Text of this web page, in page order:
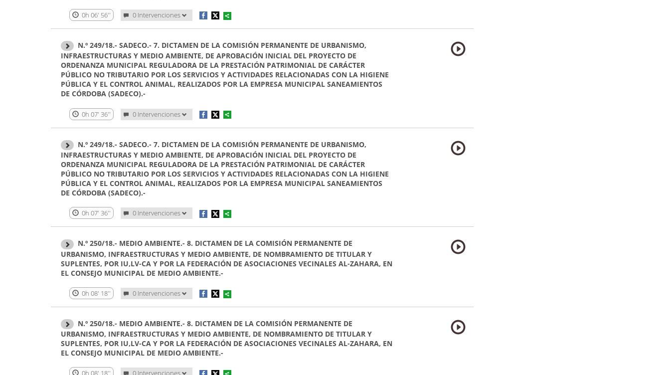
0h 06' 56'' 0 Intervenciones
N.º 249/18.- SADECO.- 7. DICTAMEN DE LA COMISIÓN PERMANENTE DE URBANISMO,
INFRAESTRUCTURAS Y MEDIO AMBIENTE, DE APROBACIÓN INICIAL DEL PROYECTO DE
ORDENANZA MUNICIPAL REGULADORA DE LA PRESTACIÓN PATRIMONIAL DE CARÁCTER
PÚBLICO NO TRIBUTARIO POR LOS SERVICIOS Y ACTIVIDADES RELACIONADAS CON LA HIGIENE
PÚBLICA Y EL CONTROL ANIMAL, REALIZADOS POR LA EMPRESA MUNICIPAL SANEAMIENTOS
DE CÓRDOBA (SADECO).-
0h 07' 36'' 0 Intervenciones
N.º 249/18.- SADECO.- 7. DICTAMEN DE LA COMISIÓN PERMANENTE DE URBANISMO,
INFRAESTRUCTURAS Y MEDIO AMBIENTE, DE APROBACIÓN INICIAL DEL PROYECTO DE
ORDENANZA MUNICIPAL REGULADORA DE LA PRESTACIÓN PATRIMONIAL DE CARÁCTER
PÚBLICO NO TRIBUTARIO POR LOS SERVICIOS Y ACTIVIDADES RELACIONADAS CON LA HIGIENE
PÚBLICA Y EL CONTROL ANIMAL, REALIZADOS POR LA EMPRESA MUNICIPAL SANEAMIENTOS
DE CÓRDOBA (SADECO).-
0h 07' 36'' 0 Intervenciones
N.º 250/18.- MEDIO AMBIENTE.- 8. DICTAMEN DE LA COMISIÓN PERMANENTE DE
URBANISMO, INFRAESTRUCTURAS Y MEDIO AMBIENTE, DE NOMBRAMIENTO DE TITULAR Y
SUPLENTES, POR IU,LV-CA Y POR LA FEDERACIÓN DE ASOCIACIONES VECINALES AL-ZAHARA, EN
EL CONSEJO MUNICIPAL DE MEDIO AMBIENTE.-
0h 08' 18'' 0 Intervenciones
N.º 250/18.- MEDIO AMBIENTE.- 8. DICTAMEN DE LA COMISIÓN PERMANENTE DE
URBANISMO, INFRAESTRUCTURAS Y MEDIO AMBIENTE, DE NOMBRAMIENTO DE TITULAR Y
SUPLENTES, POR IU,LV-CA Y POR LA FEDERACIÓN DE ASOCIACIONES VECINALES AL-ZAHARA, EN
EL CONSEJO MUNICIPAL DE MEDIO AMBIENTE.-